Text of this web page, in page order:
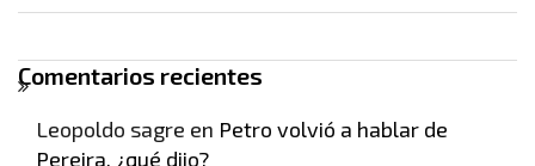
Comentarios recientes
Leopoldo sagre en Petro volvió a hablar de
Pereira, ¿qué dijo?